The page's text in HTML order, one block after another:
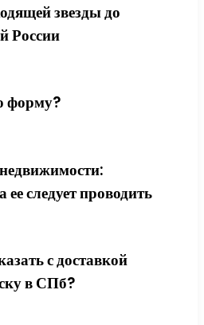
звезды до
России
форму?
следует проводить
с доставкой
в СПб?